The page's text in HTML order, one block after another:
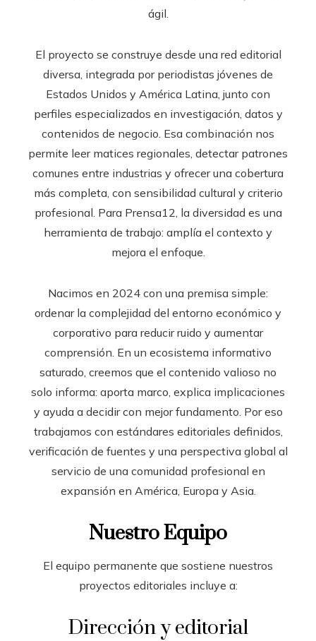
ágil.
El proyecto se construye desde una red editorial
diversa, integrada por periodistas jóvenes de
Estados Unidos y América Latina, junto con
perfiles especializados en investigación, datos y
contenidos de negocio. Esa combinación nos
permite leer matices regionales, detectar patrones
comunes entre industrias y ofrecer una cobertura
más completa, con sensibilidad cultural y criterio
profesional. Para Prensa12, la diversidad es una
herramienta de trabajo: amplía el contexto y
mejora el enfoque.
Nacimos en 2024 con una premisa simple:
ordenar la complejidad del entorno económico y
corporativo para reducir ruido y aumentar
comprensión. En un ecosistema informativo
saturado, creemos que el contenido valioso no
solo informa: aporta marco, explica implicaciones
y ayuda a decidir con mejor fundamento. Por eso
trabajamos con estándares editoriales definidos,
verificación de fuentes y una perspectiva global al
servicio de una comunidad profesional en
expansión en América, Europa y Asia.
Nuestro Equipo
El equipo permanente que sostiene nuestros
proyectos editoriales incluye a:
Dirección y editorial